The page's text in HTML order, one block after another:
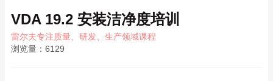
VDA 19.2 安装洁净度培训
雷尔夫专注质量、研发、生产领域课程
浏览量： 6129